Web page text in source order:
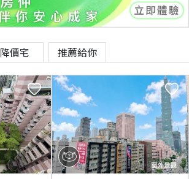
降價宅 推薦給你